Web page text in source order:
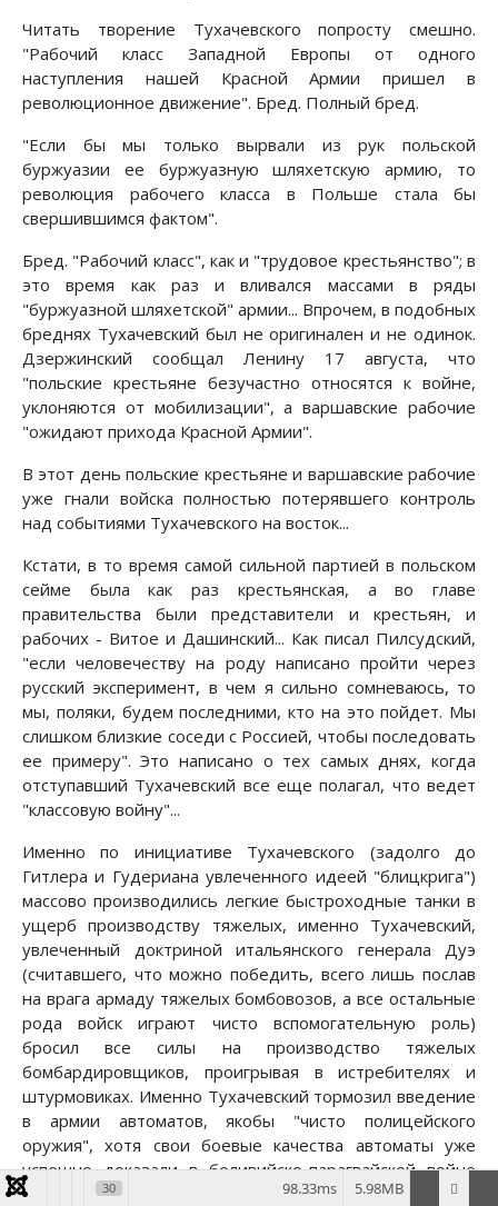
Читать творение Тухачевского попросту смешно.
"Рабочий класс Западной Европы от одного
наступления нашей Красной Армии пришел в
революционное движение". Бред. Полный бред.
"Если бы мы только вырвали из рук польской
буржуазии ее буржуазную шляхетскую армию, то
революция рабочего класса в Польше стала бы
свершившимся фактом".
Бред. "Рабочий класс", как и "трудовое крестьянство"; в
это время как раз и вливался массами в ряды
"буржуазной шляхетской" армии... Впрочем, в подобных
бреднях Тухачевский был не оригинален и не одинок.
Дзержинский сообщал Ленину 17 августа, что
"польские крестьяне безучастно относятся к войне,
уклоняются от мобилизации", а варшавские рабочие
"ожидают прихода Красной Армии".
В этот день польские крестьяне и варшавские рабочие
уже гнали войска полностью потерявшего контроль
над событиями Тухачевского на восток...
Кстати, в то время самой сильной партией в польском
сейме была как раз крестьянская, а во главе
правительства были представители и крестьян, и
рабочих - Витое и Дашинский... Как писал Пилсудский,
"если человечеству на роду написано пройти через
русский эксперимент, в чем я сильно сомневаюсь, то
мы, поляки, будем последними, кто на это пойдет. Мы
слишком близкие соседи с Россией, чтобы последовать
ее примеру". Это написано о тех самых днях, когда
отступавший Тухачевский все еще полагал, что ведет
"классовую войну"...
Именно по инициативе Тухачевского (задолго до
Гитлера и Гудериана увлеченного идеей "блицкрига")
массово производились легкие быстроходные танки в
ущерб производству тяжелых, именно Тухачевский,
увлеченный доктриной итальянского генерала Дуэ
(считавшего, что можно победить, всего лишь послав
на врага армаду тяжелых бомбовозов, а все остальные
рода войск играют чисто вспомогательную роль)
бросил все силы на производство тяжелых
бомбардировщиков, проигрывая в истребителях и
штурмовиках. Именно Тухачевский тормозил введение
в армии автоматов, якобы "чисто полицейского
оружия", хотя свои боевые качества автоматы уже
успешно доказали в боливийско-парагвайской войне
1934 г. Не без участия Тухачевского грянула недоброй
30 5.98MB
98.33ms